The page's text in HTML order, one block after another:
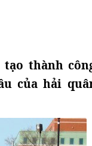
thành
của hải